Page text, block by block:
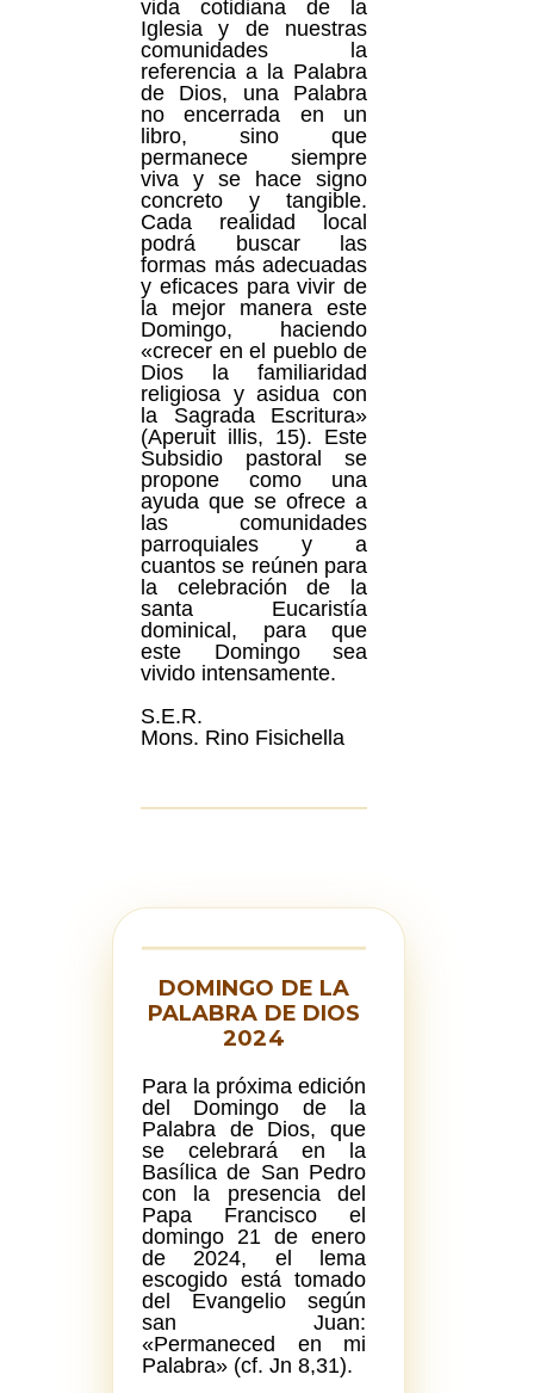
vida cotidiana de la
Iglesia y de nuestras
comunidades la
referencia a la Palabra
de Dios, una Palabra
no encerrada en un
libro, sino que
permanece siempre
viva y se hace signo
concreto y tangible.
Cada realidad local
podrá buscar las
formas más adecuadas
y eficaces para vivir de
la mejor manera este
Domingo, haciendo
«crecer en el pueblo de
Dios la familiaridad
religiosa y asidua con
la Sagrada Escritura»
(Aperuit illis, 15). Este
Subsidio pastoral se
propone como una
ayuda que se ofrece a
las comunidades
parroquiales y a
cuantos se reúnen para
la celebración de la
santa Eucaristía
dominical, para que
este Domingo sea
vivido intensamente.
S.E.R.
Mons. Rino Fisichella
DOMINGO DE LA
PALABRA DE DIOS
2024
Para la próxima edición
del Domingo de la
Palabra de Dios, que
se celebrará en la
Basílica de San Pedro
con la presencia del
Papa Francisco el
domingo 21 de enero
de 2024, el lema
escogido está tomado
del Evangelio según
san Juan:
«Permaneced en mi
Palabra» (cf. Jn 8,31).